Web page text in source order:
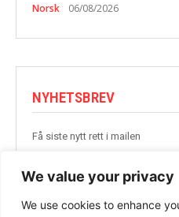
We value your privacy
We use cookies to enhance
Norsk 06/08/2026
NYHETSBREV
Få siste nytt rett i mailen